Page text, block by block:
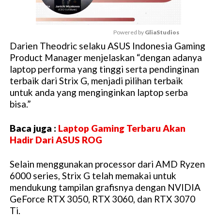
M
u
e
Powered by GliaStudios
Darien Theodric selaku ASUS Indonesia Gaming
Product Manager menjelaskan “dengan adanya
laptop performa yang tinggi serta pendinginan
terbaik dari Strix G, menjadi pilihan terbaik
untuk anda yang menginginkan laptop serba
bisa.”
Baca juga : Laptop Gaming Terbaru Akan
Hadir Dari ASUS ROG
Selain menggunakan processor dari AMD Ryzen
6000 series, Strix G telah memakai untuk
mendukung tampilan grafisnya dengan NVIDIA
GeForce RTX 3050, RTX 3060, dan RTX 3070
Ti.